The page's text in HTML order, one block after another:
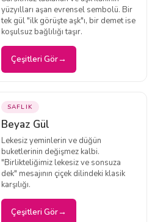
yüzyılları aşan evrensel sembolü. Bir
tek gül "ilk görüşte aşk"ı, bir demet ise
koşulsuz bağlılığı taşır.
Çeşitleri Gör
SAFLIK
Beyaz Gül
Lekesiz yeminlerin ve düğün
buketlerinin değişmez kalbi.
"Birlikteliğimiz lekesiz ve sonsuza
dek" mesajının çiçek dilindeki klasik
karşılığı.
Çeşitleri Gör